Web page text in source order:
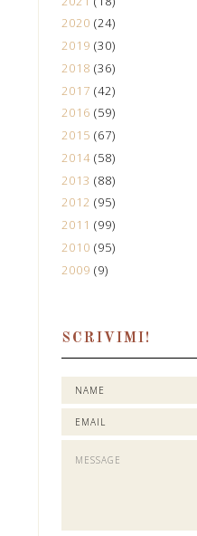
2020 (24)
2019 (30)
2018 (36)
2017 (42)
2016 (59)
2015 (67)
2014 (58)
2013 (88)
2012 (95)
2011 (99)
2010 (95)
2009 (9)
SCRIVIMI!